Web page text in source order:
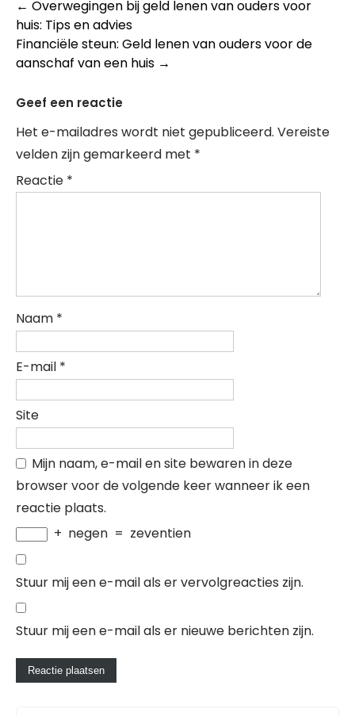
Post
navigation
← Overwegingen bij geld lenen van ouders voor
huis: Tips en advies
Financiële steun: Geld lenen van ouders voor de
aanschaf van een huis →
Geef een reactie
Het e-mailadres wordt niet gepubliceerd. Vereiste
velden zijn gemarkeerd met *
Reactie *
Naam *
E-mail *
Site
Mijn naam, e-mail en site bewaren in deze
browser voor de volgende keer wanneer ik een
reactie plaats.
+ negen = zeventien
Stuur mij een e-mail als er vervolgreacties zijn.
Stuur mij een e-mail als er nieuwe berichten zijn.